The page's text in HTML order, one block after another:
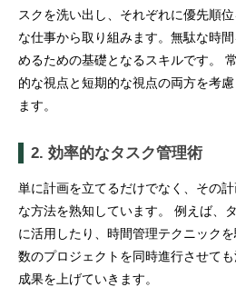
スクを洗い出し、それぞれに優先順
な仕事から取り組みます。無駄な時
めるための基礎となるスキルです。
的な視点と短期的な視点の両方を考
ます。
2. 効率的なタスク管理術
単に計画を立てるだけでなく、その
な方法を熟知しています。 例えば、
に活用したり、時間管理テクニック
数のプロジェクトを同時進行させて
成果を上げていきます。